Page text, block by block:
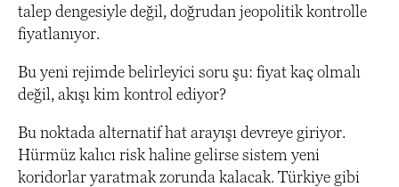
talep dengesiyle değil, doğrudan jeopolitik kontrolle
fiyatlanıyor.
Bu yeni rejimde belirleyici soru şu: fiyat kaç olmalı
değil, akışı kim kontrol ediyor?
Bu noktada alternatif hat arayışı devreye giriyor.
Hürmüz kalıcı risk haline gelirse sistem yeni
koridorlar yaratmak zorunda kalacak. Türkiye gibi